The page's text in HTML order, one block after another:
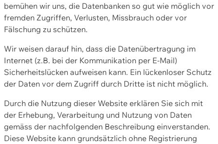
bemühen wir uns, die Datenbanken so gut wie möglich vor
fremden Zugriffen, Verlusten, Missbrauch oder vor
Fälschung zu schützen.
Wir weisen darauf hin, dass die Datenübertragung im
Internet (z.B. bei der Kommunikation per E-Mail)
Sicherheitslücken aufweisen kann. Ein lückenloser Schutz
der Daten vor dem Zugriff durch Dritte ist nicht möglich.
Durch die Nutzung dieser Website erklären Sie sich mit
der Erhebung, Verarbeitung und Nutzung von Daten
gemäss der nachfolgenden Beschreibung einverstanden.
Diese Website kann grundsätzlich ohne Registrierung